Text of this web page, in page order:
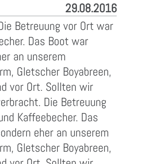
29.08.2016
Betreuung vor Ort war
Das Boot war
an unserem
Gletscher Boyabreen,
vor Ort. Sollten wir
Die Betreuung
Kaffeebecher. Das
eher an unserem
Gletscher Boyabreen,